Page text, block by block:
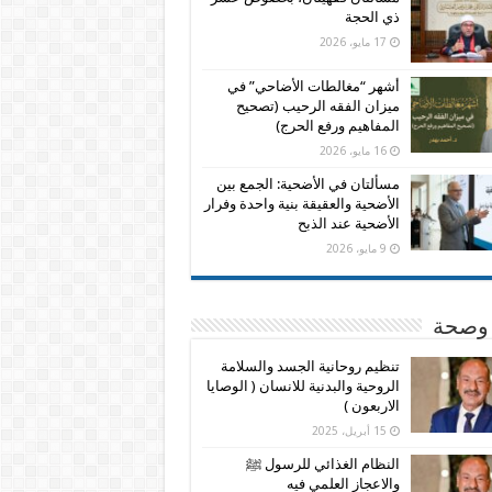
ذي الحجة
17 مايو، 2026
أشهر “مغالطات الأضاحي” في
ميزان الفقه الرحيب (تصحيح
المفاهيم ورفع الحرج)
16 مايو، 2026
مسألتان في الأضحية: الجمع بين
الأضحية والعقيقة بنية واحدة وفرار
الأضحية عند الذبح
9 مايو، 2026
تنظيم روحانية الجسد والسلامة
الروحية والبدنية للانسان ( الوصايا
الاربعون )
15 أبريل، 2025
النظام الغذائي للرسول ﷺ
والاعجاز العلمي فيه